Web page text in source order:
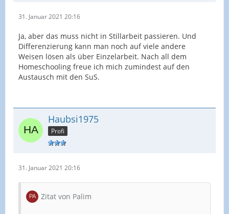
31. Januar 2021 20:16
Ja, aber das muss nicht in Stillarbeit passieren. Und
Differenzierung kann man noch auf viele andere
Weisen lösen als über Einzelarbeit. Nach all dem
Homeschooling freue ich mich zumindest auf den
Austausch mit den SuS.
Haubsi1975
Profi
31. Januar 2021 20:16
Zitat von Palim